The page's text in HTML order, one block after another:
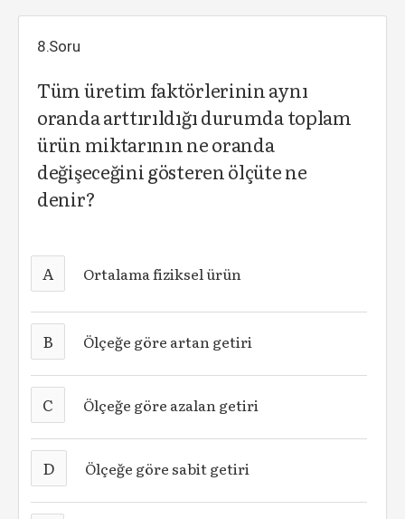
8.Soru
Tüm üretim faktörlerinin aynı
oranda arttırıldığı durumda toplam
ürün miktarının ne oranda
değişeceğini gösteren ölçüte ne
denir?
A Ortalama fiziksel ürün
B Ölçeğe göre artan getiri
C Ölçeğe göre azalan getiri
D Ölçeğe göre sabit getiri